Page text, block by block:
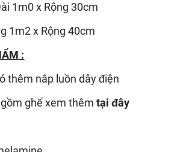
1m0 x Rộng 30cm
1m2 x Rộng 40cm
:
thêm nắp luồn dây điện
ghế xem thêmtại đây